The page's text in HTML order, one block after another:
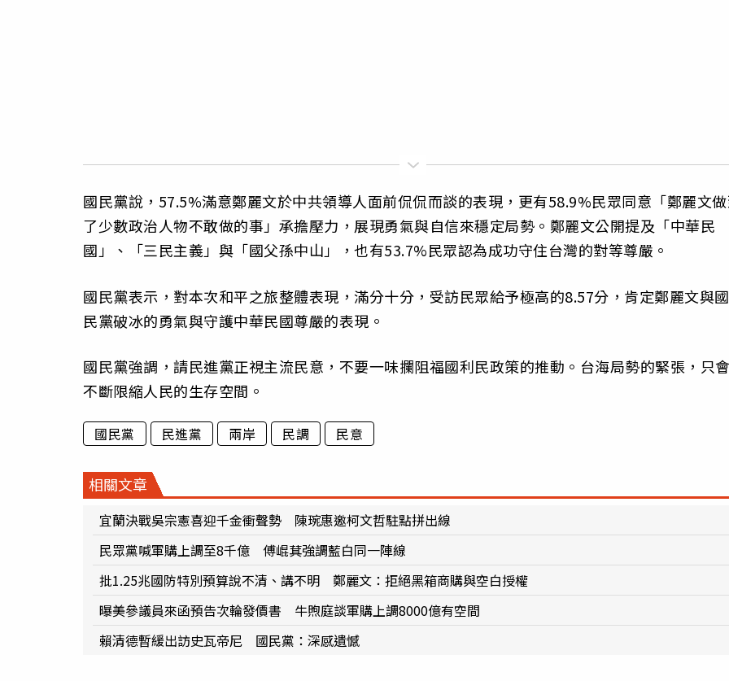
國民黨說，57.5%滿意鄭麗文於中共領導人面前侃侃而談的表現，更有58.9%民眾同意「鄭麗文
了少數政治人物不敢做的事」承擔壓力，展現勇氣與自信來穩定局勢。鄭麗文公開提及「中華民
國」、「三民主義」與「國父孫中山」，也有53.7%民眾認為成功守住台灣的對等尊嚴。
國民黨表示，對本次和平之旅整體表現，滿分十分，受訪民眾給予極高的8.57分，肯定鄭麗文與國
民黨破冰的勇氣與守護中華民國尊嚴的表現。
國民黨強調，請民進黨正視主流民意，不要一味攔阻福國利民政策的推動。台海局勢的緊張，只
不斷限縮人民的生存空間。
國民黨 民進黨 兩岸 民調 民意
相關文章
宜蘭決戰吳宗憲喜迎千金衝聲勢 陳琬惠邀柯文哲駐點拼出線
民眾黨喊軍購上調至8千億 傅崐萁強調藍白同一陣線
批1.25兆國防特別預算說不清、講不明 鄭麗文：拒絕黑箱商購與空白授權
曝美參議員來函預告次輪發價書 牛煦庭談軍購上調8000億有空間
賴清德暫緩出訪史瓦帝尼 國民黨：深感遺憾